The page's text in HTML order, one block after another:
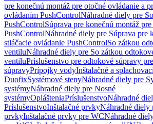
pre konečnú montáž pre otočné ovládanie a
ovládaním PushControlNáhradné diely pre
PushControlSúprava pre konečnú montáž
PushControlNáhradné diely pre Súprava pre
stláčacie ovládanie PushControlSo zátkou
ventiluNáhradné diely pre So zátkou
ventiluPríslušenstvo pre odtokové súpravy
súpravyPrípojky vodyInštalačné a
DuofixSystémové stenyNáhradné diely pre
systémyNáhradné diely pre Nosné
systémyOplášteniaPríslušenstvoNáhradné
PríslušenstvoInštalačné prvkyNáhradné diely
prvkyInštalačné prvky pre WCNáhradné